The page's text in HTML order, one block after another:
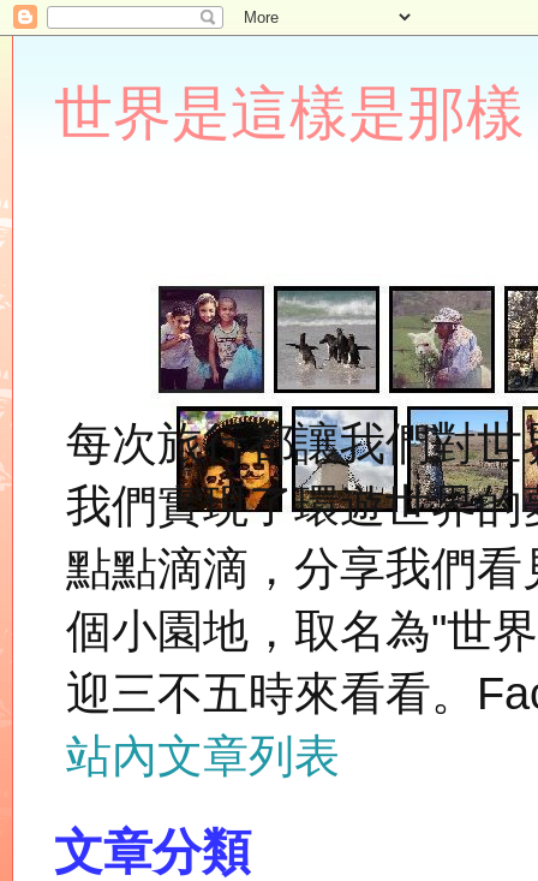
世界是這樣是那樣
每次旅行都讓我們對
我們實現了環遊世界
點點滴滴，分享我們
個小園地，取名為"世
迎三不五時來看看。
站內文章列表
文章分類